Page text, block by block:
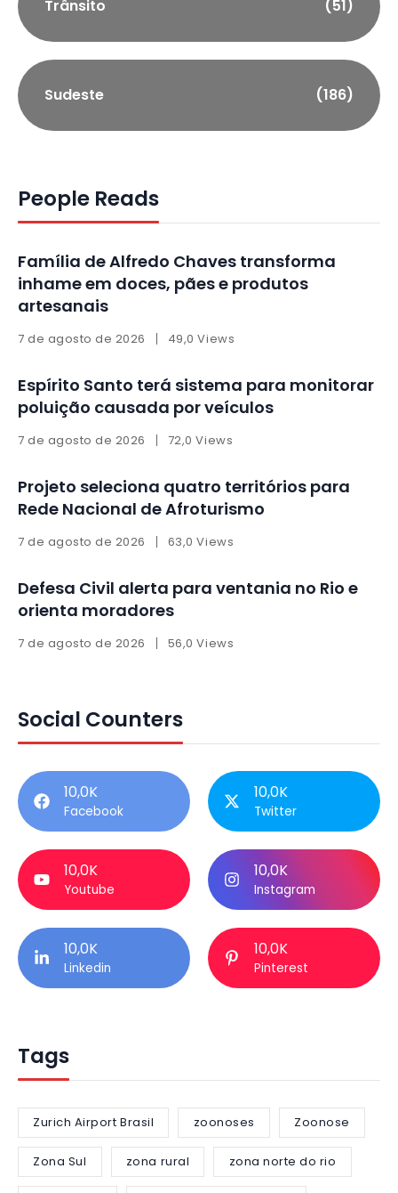
Trânsito (51)
Sudeste (186)
People Reads
Família de Alfredo Chaves transforma
inhame em doces, pães e produtos
artesanais
7 de agosto de 2026 49,0 Views
Espírito Santo terá sistema para monitorar
poluição causada por veículos
7 de agosto de 2026 72,0 Views
Projeto seleciona quatro territórios para
Rede Nacional de Afroturismo
7 de agosto de 2026 63,0 Views
Defesa Civil alerta para ventania no Rio e
orienta moradores
7 de agosto de 2026 56,0 Views
Social Counters
10,0K
Facebook
10,0K
Twitter
10,0K
Youtube
10,0K
Instagram
10,0K
Linkedin
10,0K
Pinterest
Tags
Zurich Airport Brasil zoonoses Zoonose
Zona Sul zona rural zona norte do rio